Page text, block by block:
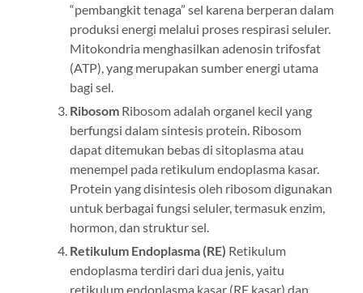
“pembangkit tenaga” sel karena berperan dalam
produksi energi melalui proses respirasi seluler.
Mitokondria menghasilkan adenosin trifosfat
(ATP), yang merupakan sumber energi utama
bagi sel.
RibosomRibosom adalah organel kecil yang
berfungsi dalam sintesis protein. Ribosom
dapat ditemukan bebas di sitoplasma atau
menempel pada retikulum endoplasma kasar.
Protein yang disintesis oleh ribosom digunakan
untuk berbagai fungsi seluler, termasuk enzim,
hormon, dan struktur sel.
Retikulum Endoplasma (RE) Retikulum
endoplasma terdiri dari dua jenis, yaitu
retikulum endoplasma kasar (RE kasar) dan